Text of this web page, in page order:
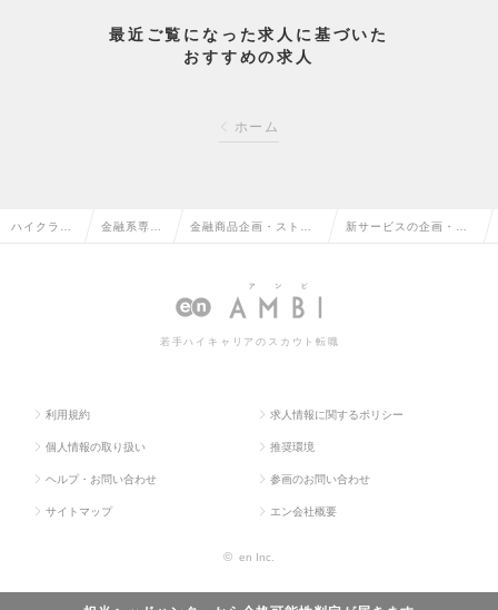
最近ご覧になった求人に基づいた
おすすめの求人
ホーム
ハイクラス 金融系専門 金融商品企画・ストラ 新サービスの企画・案
若手ハイキャリアのスカウト転職
利用規約 求人情報に関するポリシー
個人情報の取り扱い 推奨環境
ヘルプ・お問い合わせ 参画のお問い合わせ
サイトマップ エン会社概要
© en Inc.